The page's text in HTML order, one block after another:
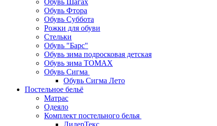
Обувь Шагах
Обувь Фтора
Обувь Суббота
Рожки для обуви
Стельки
Обувь "Барс"
Обувь зима подросковая детская
Обувь зима ТОМАХ
Обувь Сигма
Обувь Сигма Лето
Постельное бельё
Матрас
Одеяло
Комплект постельного белья
ЛидерТекс